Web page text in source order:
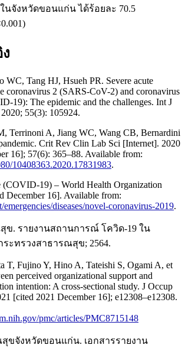
นจังหวัดขอนแก่น ได้ร้อยละ 70.5
WC, Tang HJ, Hsueh PR. Severe acute
coronavirus 2 (SARS-CoV-2) and coronavirus
19): The epidemic and the challenges. Int J
55(3): 105924.
Terrinoni A, Jiang WC, Wang CB, Bernardini
Crit Rev Clin Lab Sci [Internet]. 2020
16]; 57(6): 365–88. Available from:
10408363.2020.17831983.
(COVID-19) – World Health Organization
December 16]. Available from:
diseases/novel-coronavirus-2019.
ข. รายงานสถานการณ์ โควิด-19 ใน
ะทรวงสาธารณสุข; 2564.
T, Fujino Y, Hino A, Tateishi S, Ogami A, et
perceived organizational support and
intention: A cross-sectional study. J Occup
[cited 2021 December 16]; e12308–e12308.
pmc/articles/PMC8715148
ขจังหวัดขอนแก่น. เอกสารรายงาน